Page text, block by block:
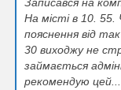
Записався на
На місті в 10.
пояснення від
30 виходжу не
займається
рекомендую цей...